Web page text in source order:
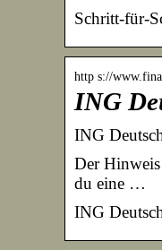
Schritt-für-
http s://
ING
ING
Der
du eine …
ING